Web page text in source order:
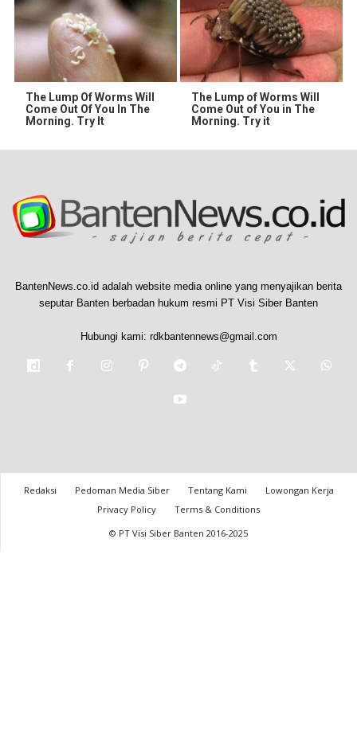
The Lump Of Worms Will
Come Out Of You In The
Morning. Try It
The Lump of Worms Will
Come Out of You in The
Morning. Try it
BantenNews.co.id adalah website media online yang menyajikan berita
seputar Banten berbadan hukum resmi PT Visi Siber Banten
Hubungi kami: rdkbantennews@gmail.com
Redaksi Pedoman Media Siber Tentang Kami
Lowongan Kerja
Privacy Policy
Terms & Conditions
© PT Visi Siber Banten 2016-2025